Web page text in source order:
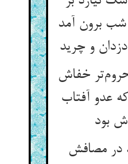
برون آمد
و چرید
خفاش
عدو آفتاب
بود
در مصافش